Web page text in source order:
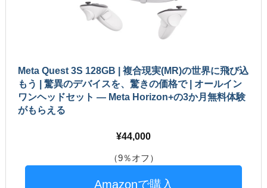
Meta Quest 3S 128GB | 複合現実(MR)の世界に飛び込
もう | 驚異のデバイスを、驚きの価格で | オールイン
ワンヘッドセット — Meta Horizon+の3か月無料体験
がもらえる
44,000
（9％オフ）